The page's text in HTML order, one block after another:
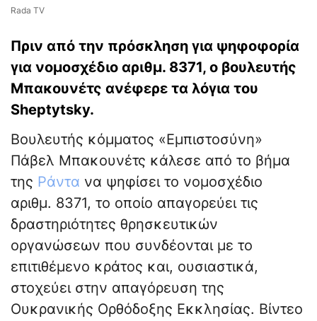
Rada TV
Πριν από την πρόσκληση για ψηφοφορία
για νομοσχέδιο αριθμ. 8371, ο βουλευτής
Μπακουνέτς ανέφερε τα λόγια του
Sheptytsky.
Βουλευτής κόμματος «Εμπιστοσύνη»
Πάβελ Μπακουνέτς κάλεσε από το βήμα
της Ράντα να ψηφίσει το νομοσχέδιο
αριθμ. 8371, το οποίο απαγορεύει τις
δραστηριότητες θρησκευτικών
οργανώσεων που συνδέονται με το
επιτιθέμενο κράτος και, ουσιαστικά,
στοχεύει στην απαγόρευση της
Ουκρανικής Ορθόδοξης Εκκλησίας. Βίντεο